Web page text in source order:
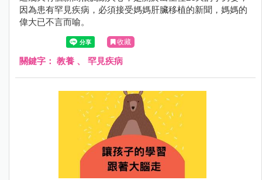
因為患有罕見疾病，必須接受媽媽肝臟移植的新聞，媽媽的
偉大已不言而喻。
收藏
關鍵字： 教養 、 罕見疾病